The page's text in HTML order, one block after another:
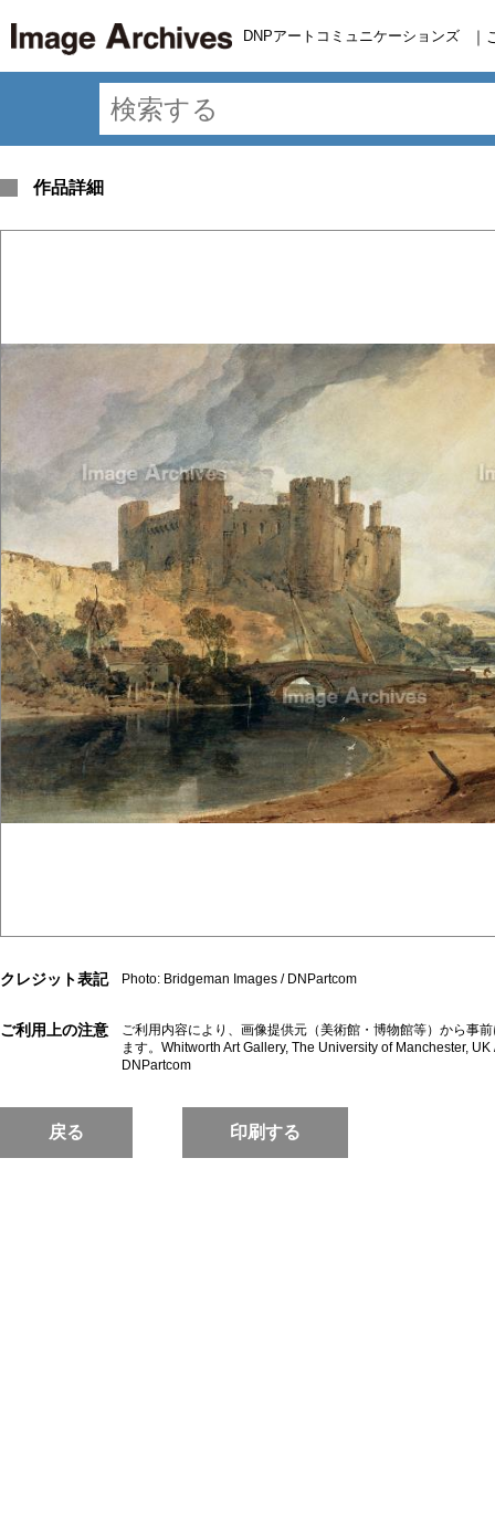
DNPアートコミュニケーションズ ｜
作品詳細
クレジット表記 Photo: Bridgeman Images / DNPartcom
ご利用上の注意
ご利用内容により、画像提供元（美術館・博物館等）から事
ます。Whitworth Art Gallery, The University of Manchester,
DNPartcom
戻る 印刷する